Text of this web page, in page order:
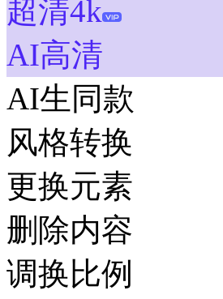
超清4k
AI高清
AI生同款
风格转换
更换元素
删除内容
调换比例